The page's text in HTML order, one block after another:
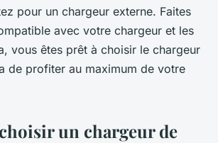
pour un chargeur externe. Faites
avec votre chargeur et les
vous êtes prêt à choisir le chargeur
de profiter au maximum de votre
un chargeur de